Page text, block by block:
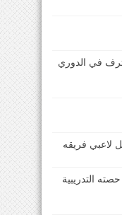
في الدوري
لاعبي فريقه
التدريبية